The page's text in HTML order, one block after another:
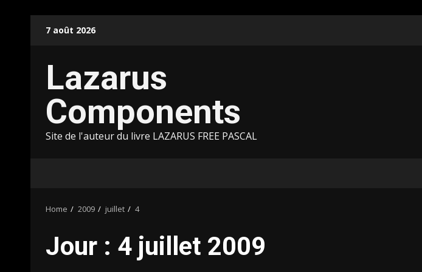
7 août 2026
Lazarus
Components
Site de l'auteur du livre LAZARUS FREE PASCAL
Home 2009 juillet 4
Jour : 4 juillet 2009